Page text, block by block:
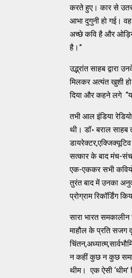
करते हुए। कार से
आभा दुगुनी हो गई।
अच्छे कवि है और
है।”
उद्भ्रांत साहब
मिलकर अत्यंत खुशी हो
दिया और कहने लगे
तभी आल इंडिया
थी। डॉ॰ बराल
सत्कार के बाद मंच-
एक-एककर सभी
तुरंत बाद में उनका
प्रोग्राम रिकॉर्डिंग
सारा भारत
माहौल के प्रति सजग
न कहीं कुछ न कुछ
थीम। एक ऐसी ‘थीम’